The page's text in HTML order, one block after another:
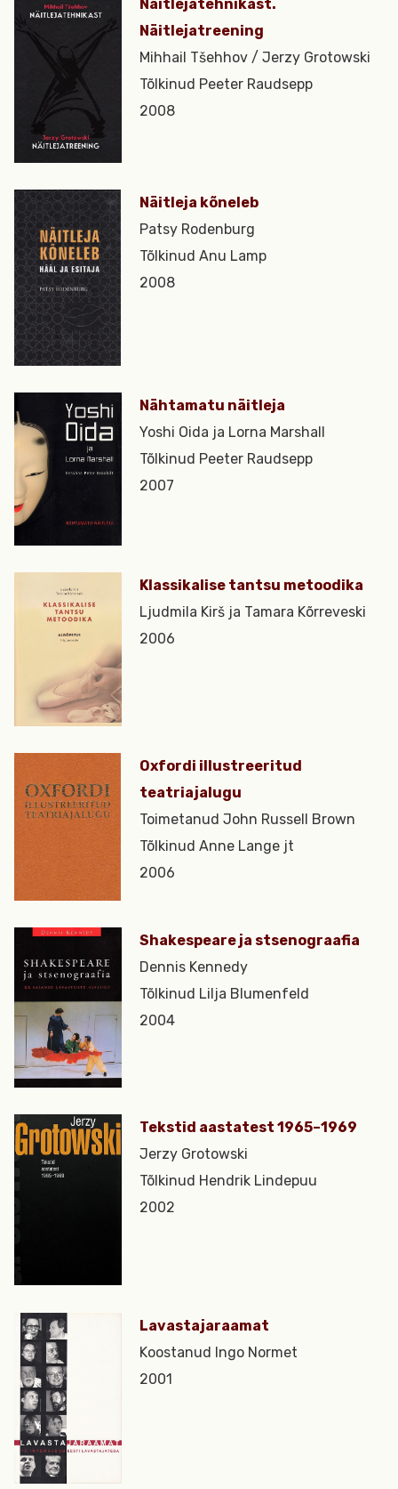
Näitlejatehnikast.
Näitlejatreening
Mihhail Tšehhov / Jerzy Grotowski
Tõlkinud Peeter Raudsepp
2008
Näitleja kõneleb
Patsy Rodenburg
Tõlkinud Anu Lamp
2008
Nähtamatu näitleja
Yoshi Oida ja Lorna Marshall
Tõlkinud Peeter Raudsepp
2007
Klassikalise tantsu metoodika
Ljudmila Kirš ja Tamara Kõrreveski
2006
Oxfordi illustreeritud
teatriajalugu
Toimetanud John Russell Brown
Tõlkinud Anne Lange jt
2006
Shakespeare ja stsenograafia
Dennis Kennedy
Tõlkinud Lilja Blumenfeld
2004
Tekstid aastatest 1965–1969
Jerzy Grotowski
Tõlkinud Hendrik Lindepuu
2002
Lavastajaraamat
Koostanud Ingo Normet
2001